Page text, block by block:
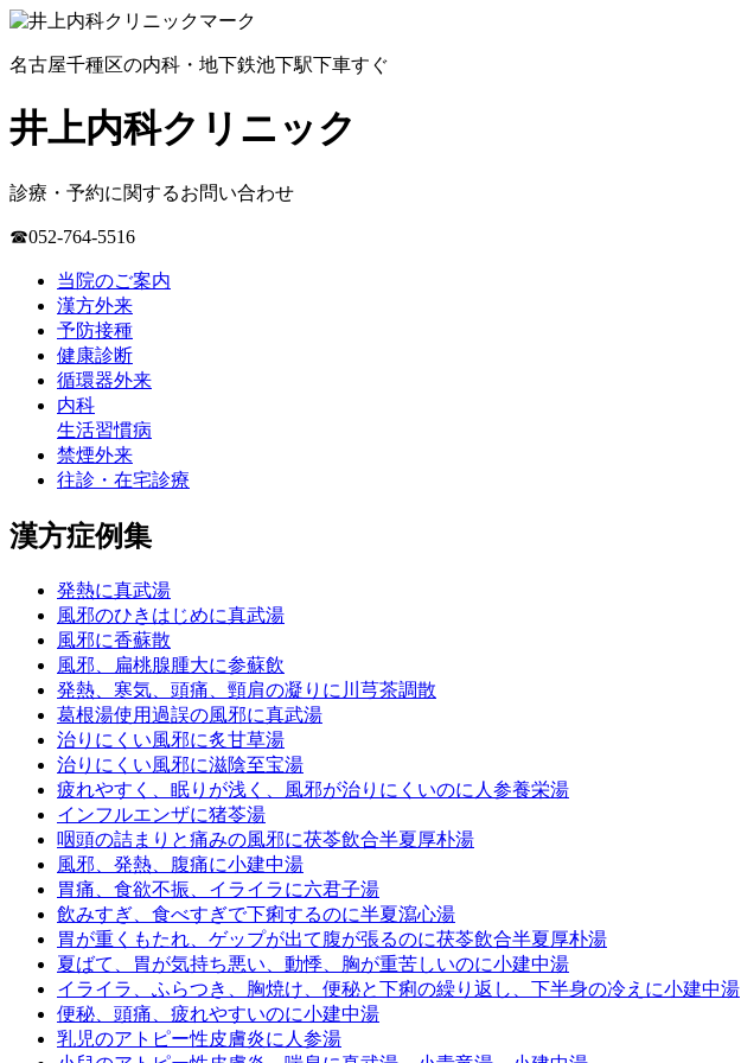
名古屋千種区の内科・地下鉄池下駅下車すぐ
井上内科クリニック
診療・予約に関するお問い合わせ
☎052-764-5516
当院のご案内
漢方外来
予防接種
健康診断
循環器外来
内科
生活習慣病
禁煙外来
往診・在宅診療
漢方症例集
発熱に真武湯
風邪のひきはじめに真武湯
風邪に香蘇散
風邪、扁桃腺腫大に参蘇飲
発熱、寒気、頭痛、頸肩の凝りに川芎茶調散
葛根湯使用過誤の風邪に真武湯
治りにくい風邪に炙甘草湯
治りにくい風邪に滋陰至宝湯
疲れやすく、眠りが浅く、風邪が治りにくいのに人参養栄湯
インフルエンザに猪苓湯
咽頭の詰まりと痛みの風邪に茯苓飲合半夏厚朴湯
風邪、発熱、腹痛に小建中湯
胃痛、食欲不振、イライラに六君子湯
飲みすぎ、食べすぎで下痢するのに半夏瀉心湯
胃が重くもたれ、ゲップが出て腹が張るのに茯苓飲合半夏厚朴湯
夏ばて、胃が気持ち悪い、動悸、胸が重苦しいのに小建中湯
イライラ、ふらつき、胸焼け、便秘と下痢の繰り返し、下半身の冷えに小建中湯
便秘、頭痛、疲れやすいのに小建中湯
乳児のアトピー性皮膚炎に人参湯